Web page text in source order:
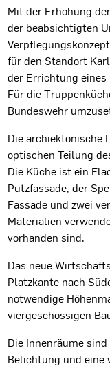
Mit der Erhöhung
der beabsichtigten
für den Standort
der Errichtung
Für die
Bundeswehr
Die archiektonische
optischen Teilung
Die Küche ist ein
Putzfassade, der
Fassade und zwei
Materialien
vorhanden sind.
Das neue
Platzkante nach
notwendige
viergeschossigen
Die Innenräume
Belichtung und eine